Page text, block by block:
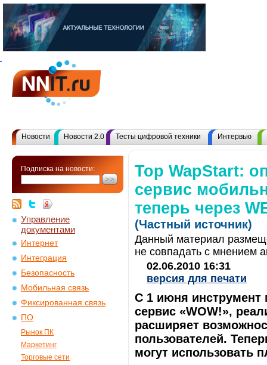
Новости Новости 2.0 Тесты цифровой техники Интервью
Подписка на новости:
Управление
документами
Интернет
Интеграция
Безопасность
Мобильная связь
Фиксированная связь
ПО
Рынок ПК
Маркетинг
Торговые сети
Top WapStart:
сервис
теперь через
(Частный источник)
Данный материал
не совпадать с мнением
02.06.2010 16:31
версия для печати
С 1 июня инструмент
сервис «WOW!»,
расширяет
пользователей.
могут использовать